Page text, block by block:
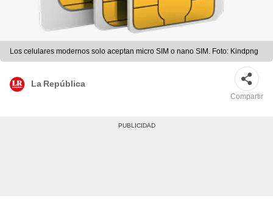
Los celulares modernos solo aceptan micro SIM o nano SIM. Foto: Kindpng
La República
Compartir